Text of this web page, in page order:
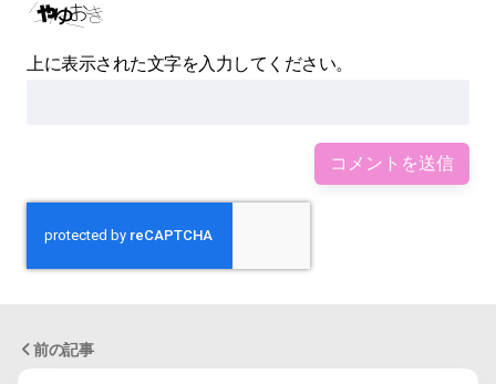
上に表示された文字を入力してください。
前の記事